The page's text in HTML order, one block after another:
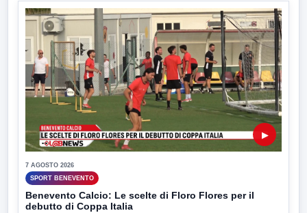
▶
7 AGOSTO 2026
SPORT BENEVENTO
Benevento Calcio: Le scelte di Floro Flores per il
debutto di Coppa Italia